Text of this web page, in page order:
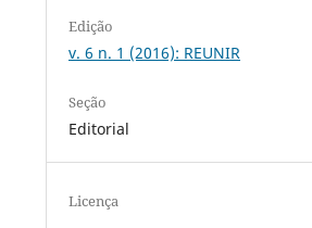
Edição
v. 6 n. 1 (2016): REUNIR
Seção
Editorial
Licença